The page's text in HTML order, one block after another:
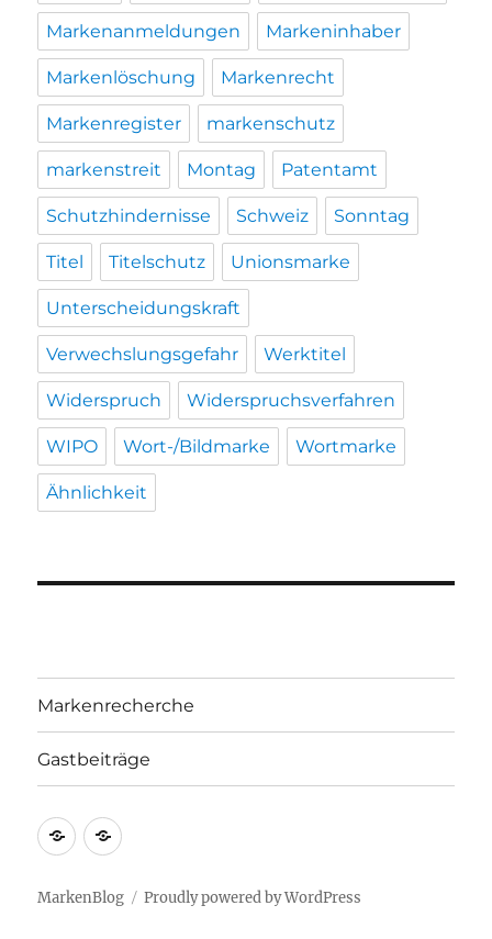
Markenanmeldungen Markeninhaber
Markenlöschung Markenrecht
Markenregister markenschutz
markenstreit Montag Patentamt
Schutzhindernisse Schweiz Sonntag
Titel Titelschutz Unionsmarke
Unterscheidungskraft
Verwechslungsgefahr Werktitel
Widerspruch Widerspruchsverfahren
WIPO Wort-/Bildmarke Wortmarke
Ähnlichkeit
Markenrecherche
Gastbeiträge
Markenrecherche
Gastbeiträge
MarkenBlog Proudly powered by WordPress